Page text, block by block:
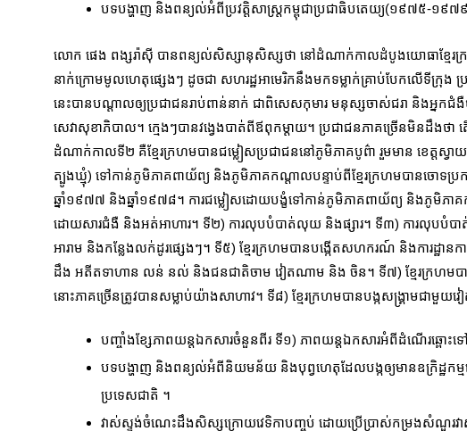
បទបង្ហាញ និងពន្យល់អំពីប្រវត្តិសាស្ត្រកម្ពុជាប្រជាធិបតេយ្យ(១៩៧៥-
លោក ផេង ពង្សរ៉ាស៊ី បានពន្យល់សិស្សានុសិស្សថា នៅដំណាក់កាលដំបូងយោធាខ្មែរ
នាក់ក្រោមមូលហេតុផ្សេងៗ ដូចជា សហរដ្ឋអាមេរិកនឹងមកទម្លាក់គ្រាប់បែកលើទីក្រុង
នេះបានបណ្តាលឲ្យប្រជាជនរាប់ពាន់នាក់ ជាពិសេសកុមារ មនុស្សចាស់ជរា និងអ្នកជំងឺប
សេវាសុខាភិបាល។ ក្មេងៗបានវង្វេងបាត់ពីឪពុកម្តាយ។ ប្រជាជនភាគច្រើនមិនដឹងថ
ដំណាក់កាលទី២ គឺខ្មែរក្រហមបានជម្លៀសប្រជាជននៅភូមិភាគបូព៌ា រួមមាន ខេត្តស្វាយរៀ
ត្បូងឃ្មុំ) ទៅកាន់ភូមិភាគពាយ័ព្យ និងភូមិភាគកណ្តាលបន្ទាប់ពីខ្មែរក្រហមបានចោ
ឆ្នាំ១៩៧៧ និងឆ្នាំ១៩៧៨។ ការជម្លៀសដោយបង្ខំទៅកាន់ភូមិភាគពាយ័ព្យ និងភូមិភា
ដោយសារជំងឺ និងអត់អាហារ។ ទី២) ការលុបបំបាត់លុយ និងផ្សារ។ ទី៣) ការលុបបំបា
អារាម និងកន្លែងលក់ដូរផ្សេងៗ។ ទី៥) ខ្មែរក្រហមបានបង្កើតសហករណ៍ និងការដ្ឋានក
ដឹង អតីតទាហាន លន់ នល់ និងជនជាតិចាម វៀតណាម និង ចិន។ ទី៧) ខ្មែរក្រហមបា
នោះភាគច្រើនត្រូវបានសម្លាប់យ៉ាងសាហាវ។ ទី៨) ខ្មែរក្រហមបានបង្កសង្រ្គាមជាមួ
បញ្ចាំងខ្សែភាពយន្តឯកសារចំនួនពីរ ទី១) ភាពយន្តឯកសារអំពីដំណើរឆ្ពោ
បទបង្ហាញ និងពន្យល់អំពីនិយមន័យ និងបុព្វហេតុដែលបង្កឲ្យមានឧក្រិដ្ឋ
ប្រទេសជាតិ ។
វាស់ស្ទង់ចំណេះដឹងសិស្សក្រោយវេទិកាបញ្ចប់ ដោយប្រើប្រាស់កម្រងសំណួរវ